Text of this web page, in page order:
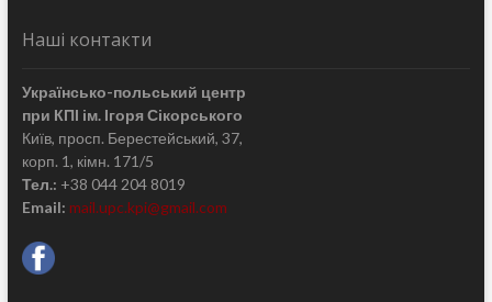
Наші контакти
Українсько-польський центр
при КПІ ім. Ігоря Сікорського
Київ, просп. Берестейський, 37,
корп. 1, кімн. 171/5
Тел.: +38 044 204 8019
Email: mail.upc.kpi@gmail.com